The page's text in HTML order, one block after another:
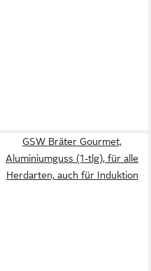
GSW Bräter Gourmet,
Aluminiumguss (1-tlg), für alle
Herdarten, auch für Induktion